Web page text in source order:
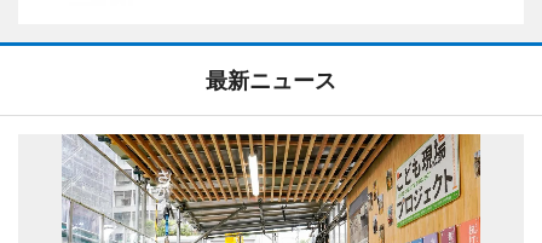
最新ニュース